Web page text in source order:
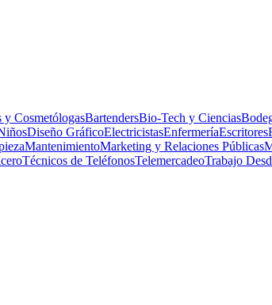
y CosmetólogasBartendersBio-Tech y Ciencias
Diseño GráficoElectricistasEnfermeríaEscritores
MantenimientoMarketing y Relaciones Públicas
Técnicos de TeléfonosTelemercadeoTrabajo